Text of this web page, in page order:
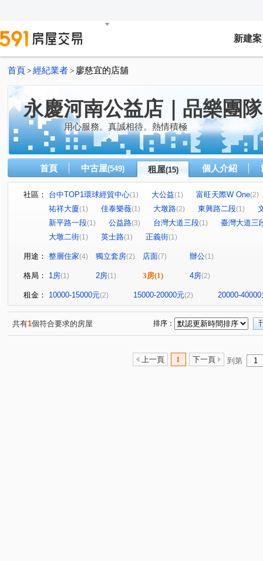
新建案
首頁 > 經紀業者 > 廖慈宜的店舖
永慶河南公益店｜品樂團隊
用心服務。真誠相待。熱情積極
首頁 中古屋(549) 租屋(15) 個人介紹
社區： 台中TOP1環球經貿中心(1) 大公益(1) 富旺天際W One(2)
祐祥大廈(1) 佳泰樂薇(1) 大墩路(2) 東興路二段(1)
新平路一段(1) 公益路(3) 台灣大道三段(1)
臺灣大道三
大墩二街(1) 英士路(1) 正義街(1)
用途： 整層住家(4) 獨立套房(2) 店面(7) 辦公(1)
格局： 1房(1) 2房(1) 3房(1) 4房(2)
租金： 10000-15000元(2) 15000-20000元(2) 20000-40000
共有1個符合要求的房屋 排序：
上一頁 1 下一頁 到第